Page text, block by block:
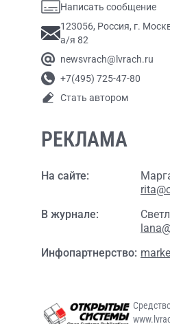
Написать сообщение
123056, Россия, г.
а/я 82
newsvrach@lvrach.ru
+7(495) 725-47-80
Стать автором
РЕКЛАМА
На сайте:
В журнале:
Инфопартнерство: